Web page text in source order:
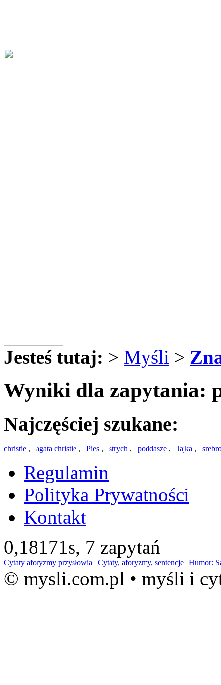
Jesteś tutaj: > Myśli >
Wyniki dla zapytania:
Najczęściej szukane:
christie , agata christie , Pies , strych , poddasze , Jajka , srebro
Regulamin
Polityka Prywatności
Kontakt
0,18171s, 7 zapytań
Cytaty aforyzmy przysłowia | Cytaty, aforyzmy, sentencje | Humor:
© mysli.com.pl • myśli i